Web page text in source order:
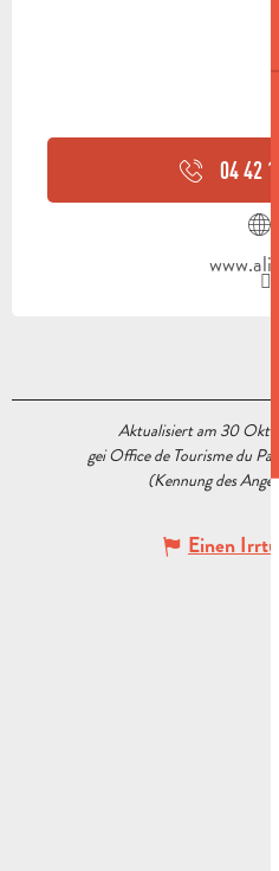
04 42
Aktualisiert am 30
gei Office de Tourisme du
(Kennung des
Einen